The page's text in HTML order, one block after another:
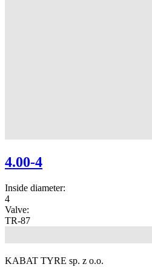
4.00-4
Inside diameter:
4
Valve:
TR-87
KABAT TYRE sp. z o.o.